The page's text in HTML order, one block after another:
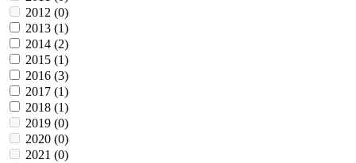
2012 (0)
2013 (1)
2014 (2)
2015 (1)
2016 (3)
2017 (1)
2018 (1)
2019 (0)
2020 (0)
2021 (0)